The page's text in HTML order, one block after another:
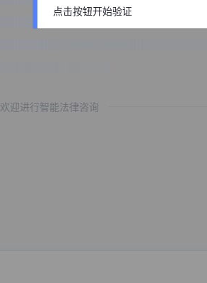
欢迎进行智能法律咨询
点击按钮开始验证